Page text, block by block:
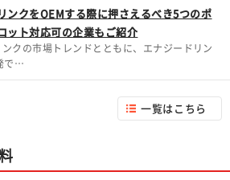
ンクをOEMする際に押さえるべき5つのポ
ット対応可の企業もご紹介
クの市場トレンドとともに、エナジードリン
で…
一覧はこちら